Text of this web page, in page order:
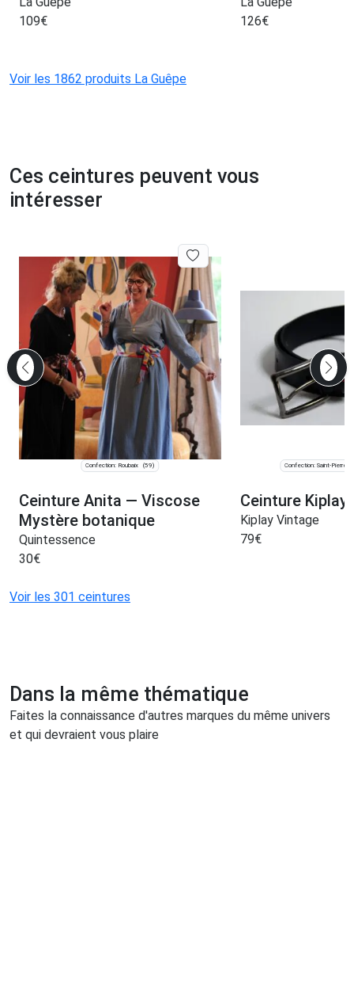
109€
126€
Voir les 1862 produits La Guêpe
Ces ceintures peuvent vous
intéresser
Confection: Roubaix (59)
Ceinture Anita — Viscose
Mystère botanique
Quintessence
30€
Confection: Saint-Pierre-
Ceinture Kiplay
Kiplay Vintage
79€
Voir les 301 ceintures
Dans la même thématique
Faites la connaissance d'autres marques du même univers
et qui devraient vous plaire